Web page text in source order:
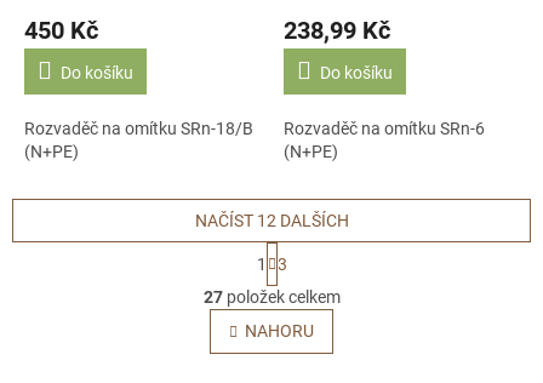
450 Kč
Do košíku
Rozvaděč na omítku SRn-18/B
(N+PE)
238,99 Kč
Do košíku
Rozvaděč na omítku SRn-6
(N+PE)
O
v
l
á
NAČÍST 12 DALŠÍCH
t
r
á
n
k
1
3
27položek celkem
NAHORU